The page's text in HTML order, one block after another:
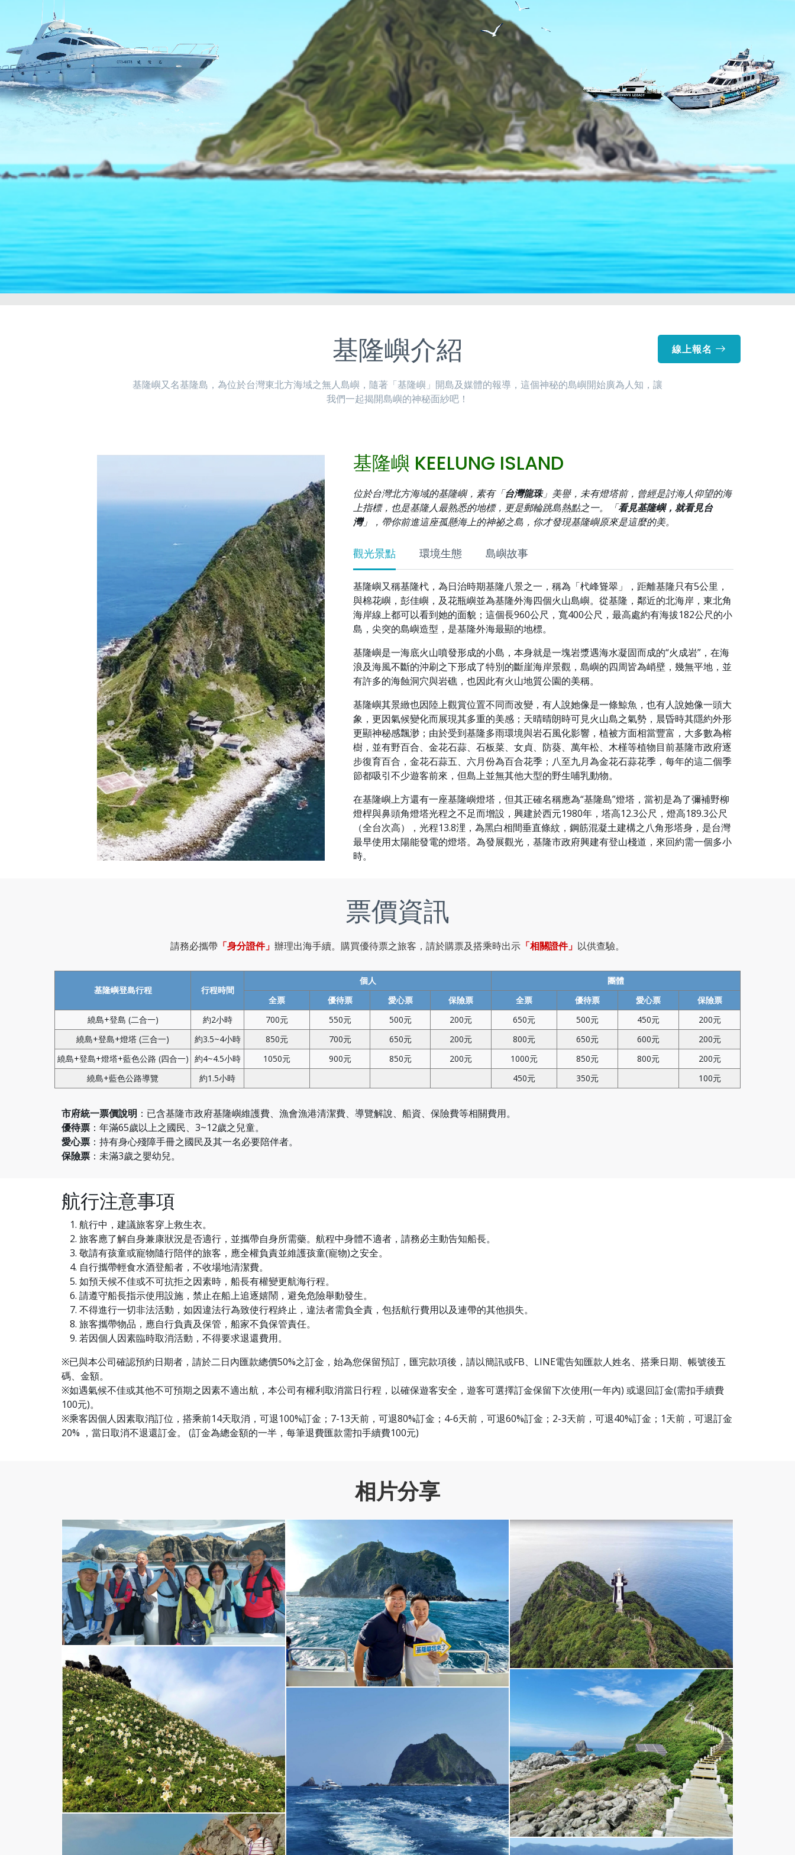
線上報名
基隆嶼介紹
基隆嶼又名基隆島，為位於台灣東北方海域之無人島嶼，隨著「基隆嶼」開島及媒體的報導，這個神秘的島嶼開始廣為人知，讓
我們一起揭開島嶼的神秘面紗吧！
基隆嶼 KEELUNG ISLAND
位於台灣北方海域的基隆嶼，素有「台灣龍珠」美譽，未有燈塔前，曾經是討海人仰望的海
上指標，也是基隆人最熟悉的地標，更是郵輪跳島熱點之一。「看見基隆嶼，就看見台
灣」，帶你前進這座孤懸海上的神祕之島，你才發現基隆嶼原來是這麼的美。
觀光景點 環境生態 島嶼故事
基隆嶼又稱基隆杙，為日治時期基隆八景之一，稱為「杙峰聳翠」，距離基隆只有5公里，
與棉花嶼，彭佳嶼，及花瓶嶼並為基隆外海四個火山島嶼。從基隆，鄰近的北海岸，東北角
海岸線上都可以看到她的面貌；這個長960公尺，寬400公尺，最高處約有海拔182公尺的小
島，尖突的島嶼造型，是基隆外海最顯的地標。
基隆嶼是一海底火山噴發形成的小島，本身就是一塊岩漿遇海水凝固而成的“火成岩”，在海
浪及海風不斷的沖刷之下形成了特別的斷崖海岸景觀，島嶼的四周皆為峭壁，幾無平地，並
有許多的海蝕洞穴與岩礁，也因此有火山地質公園的美稱。
基隆嶼其景緻也因陸上觀賞位置不同而改變，有人說她像是一條鯨魚，也有人說她像一頭大
象，更因氣候變化而展現其多重的美感；天晴晴朗時可見火山島之氣勢，晨昏時其隱約外形
更顯神秘感飄渺；由於受到基隆多雨環境與岩石風化影響，植被方面相當豐富，大多數為榕
樹，並有野百合、金花石蒜、石板菜、女貞、防葵、萬年松、木槿等植物目前基隆市政府逐
步復育百合，金花石蒜五、六月份為百合花季；八至九月為金花石蒜花季，每年的這二個季
節都吸引不少遊客前來，但島上並無其他大型的野生哺乳動物。
在基隆嶼上方還有一座基隆嶼燈塔，但其正確名稱應為“基隆島”燈塔，當初是為了彌補野柳
燈桿與鼻頭角燈塔光程之不足而增設，興建於西元1980年，塔高12.3公尺，燈高189.3公尺
（全台次高），光程13.8浬，為黑白相間垂直條紋，鋼筋混凝土建構之八角形塔身，是台灣
最早使用太陽能發電的燈塔。為發展觀光，基隆市政府興建有登山棧道，來回約需一個多小
時。
票價資訊
請務必攜帶「身分證件」 辦理出海手續。購買優待票之旅客，請於購票及搭乘時出示「相關證件」 以供查驗。
基隆嶼登島行程 行程時間
個人
團體
全票
優待票 愛心票 保險票 全票 優待票 愛心票
保險票
繞島+登島 (二合一)
約2小時 700元 550元 500元 200元 650元 500元 450元
200元
繞島+登島+燈塔 (三合一) 約3.5~4小時 850元 700元 650元 200元 800元 650元 600元
200元
繞島+登島+燈塔+藍色公路 (四合一) 約4~4.5小時 1050元 900元 850元 200元 1000元 850元 800元
200元
繞島+藍色公路導覽
約1.5小時 450元 350元 100元
市府統一票價說明 ：已含基隆市政府基隆嶼維護費、漁會漁港清潔費、導覽解說、船資、保險費等相關費用。
優待票 ：年滿65歲以上之國民、3~12歲之兒童。
愛心票 ：持有身心殘障手冊之國民及其一名必要陪伴者。
保險票 ：未滿3歲之嬰幼兒。
航行注意事項
航行中，建議旅客穿上救生衣。
旅客應了解自身兼康狀況是否適行，並攜帶自身所需藥。航程中身體不適者，請務必主動告知船長。
敬請有孩童或寵物隨行陪伴的旅客，應全權負責並維護孩童(寵物)之安全。
自行攜帶輕食水酒登船者，不收場地清潔費。
如預天候不佳或不可抗拒之因素時，船長有權變更航海行程。
請遵守船長指示使用設施，禁止在船上追逐嬉鬧，避免危險舉動發生。
不得進行一切非法活動，如因違法行為致使行程終止，違法者需負全責，包括航行費用以及連帶的其他損失。
旅客攜帶物品，應自行負責及保管，船家不負保管責任。
若因個人因素臨時取消活動，不得要求退還費用。
※已與本公司確認預約日期者，請於二日內匯款總價50%之訂金，始為您保留預訂，匯完款項後，請以簡訊或FB、LINE電告知匯款人姓名、搭乘日期、帳號後五
碼、金額。
※如遇氣候不佳或其他不可預期之因素不適出航，本公司有權利取消當日行程，以確保遊客安全，遊客可選擇訂金保留下次使用(一年內) 或退回訂金(需扣手續費
100元)。
※乘客因個人因素取消訂位，搭乘前14天取消，可退100%訂金；7-13天前，可退80%訂金；4-6天前，可退60%訂金；2-3天前，可退40%訂金；1天前，可退訂金
20% ，當日取消不退還訂金。 (訂金為總金額的一半，每筆退費匯款需扣手續費100元)
相片分享